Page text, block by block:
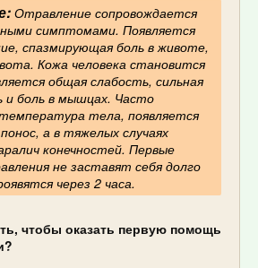
Отравление сопровождается
симптомами. Появляется
спазмирующая боль в животе,
Кожа человека становится
общая слабость, сильная
и боль в мышцах. Часто
тела, появляется
а в тяжелых случаях
конечностей. Первые
не заставят себя долго
через 2 часа.
чтобы оказать первую помощь